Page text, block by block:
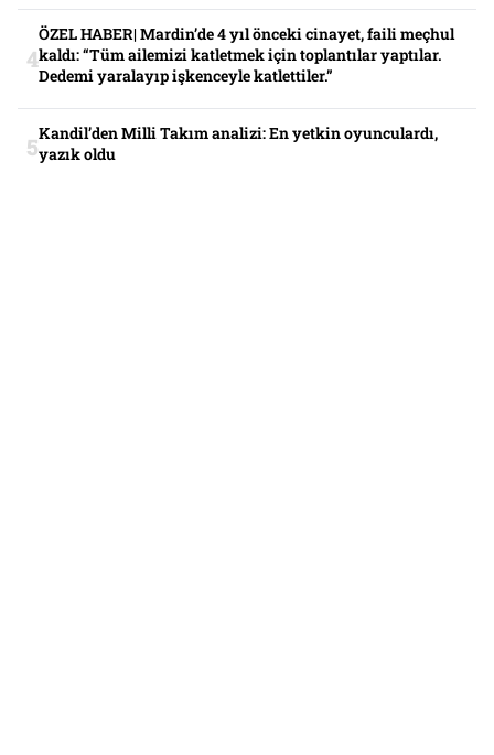
ÖZEL HABER| Mardin’de 4 yıl önceki cinayet, faili meçhul
kaldı: “Tüm ailemizi katletmek için toplantılar yaptılar.
Dedemi yaralayıp işkenceyle katlettiler.”
Kandil’den Milli Takım analizi: En yetkin oyunculardı,
yazık oldu